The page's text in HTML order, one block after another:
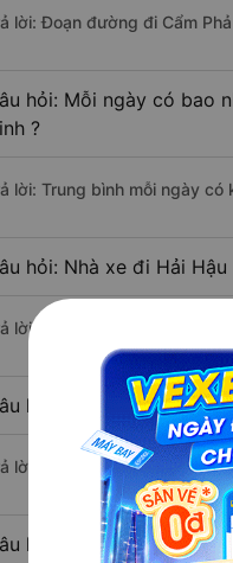
lời: Đoạn đường đi Cẩm
hỏi: Mỗi ngày có bao
?
lời: Trung bình mỗi ngày
hỏi: Nhà xe đi Hải
lời: Chuyến xe có giờ xuất
hỏi: Nhà xe đi Cẩm
lời: Chuyến xe có giờ xuất
hỏi: Review xe đi